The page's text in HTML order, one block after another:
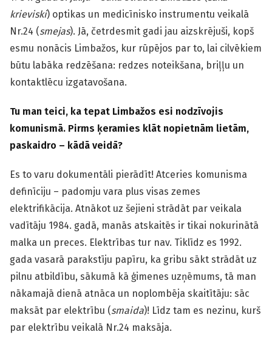
krieviski) optikas un medicīnisko instrumentu veikalā
Nr.24 (smejas). Jā, četrdesmit gadi jau aizskrējuši, kopš
esmu nonācis Limbažos, kur rūpējos par to, lai cilvēkiem
būtu labāka redzēšana: redzes noteikšana, briļļu un
kontaktlēcu izgatavošana.
Tu man teici, ka tepat Limbažos esi nodzīvojis
komunismā. Pirms ķeramies klāt nopietnām lietām,
paskaidro – kādā veidā?
Es to varu dokumentāli pierādīt! Atceries komunisma
definīciju – padomju vara plus visas zemes
elektrifikācija. Atnākot uz šejieni strādāt par veikala
vadītāju 1984. gadā, manās atskaitēs ir tikai nokurinātā
malka un preces. Elektrības tur nav. Tiklīdz es 1992.
gada vasarā parakstīju papīru, ka gribu sākt strādāt uz
pilnu atbildību, sākumā kā ģimenes uzņēmums, tā man
nākamajā dienā atnāca un noplombēja skaitītāju: sāc
maksāt par elektrību (smaida)! Līdz tam es nezinu, kurš
par elektrību veikalā Nr.24 maksāja.